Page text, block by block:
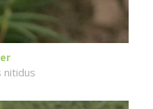
nitidus